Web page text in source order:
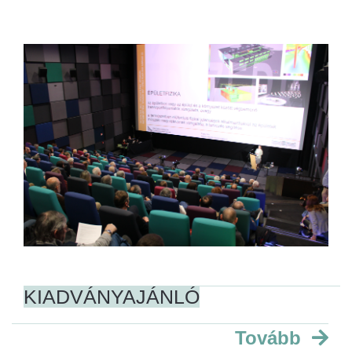
KIADVÁNYAJÁNLÓ
Tovább